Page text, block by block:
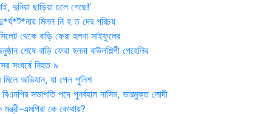
দুনিয়া ছাড়িয়া চলে গেছে!’
মিলল নি হ ত দের পরিচয়
থেকে বাড়ি ফেরা হলনা সাইফুলের
শেষে বাড়ি ফেরা হলনা বাউলশিল্পী পেহেলির
সংঘর্ষে নিহত ৯
মিলে অভিযান, যা পেল পুলিশ
সভাপতি পদে পুনর্বহাল নাসিম, ভারমুক্ত লোদী
মন্ত্রী-এমপিরা কে কোথায়?